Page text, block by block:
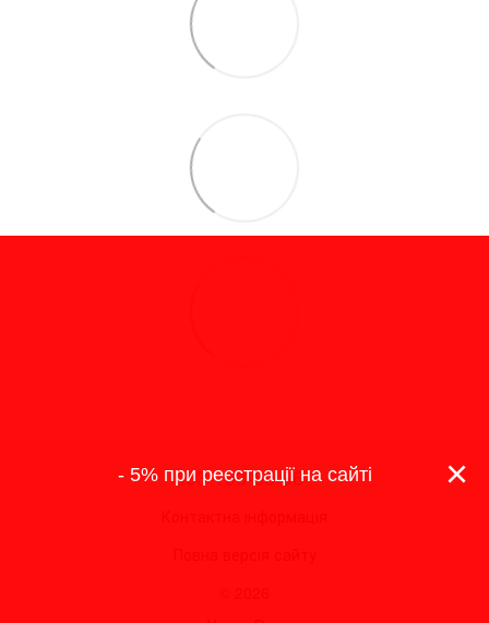
093-193-69-96 ×
- 5% при реєстрації на сайті